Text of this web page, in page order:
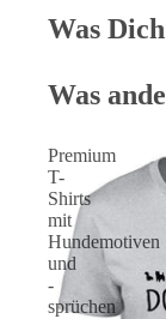
Was
Was
Premium
T-
Shirts
mit
Hundemotiven
und
-
sprüchen